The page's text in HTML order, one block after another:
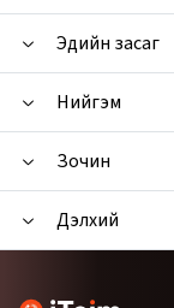
Эдийн засаг
Нийгэм
Зочин
Дэлхий